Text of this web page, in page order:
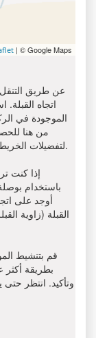
| © Google Maps
عن طريق
اتجاه
الموجودة في
لموقعك. يمكنك استخدام خيار 'OSM' لتفضيلات الخريطة المختلفة.
إذا كنت
باستخدام
القبلة (زاوية
قم بتنشيط
بطريقة أكثر
وتأكيد. انتظر